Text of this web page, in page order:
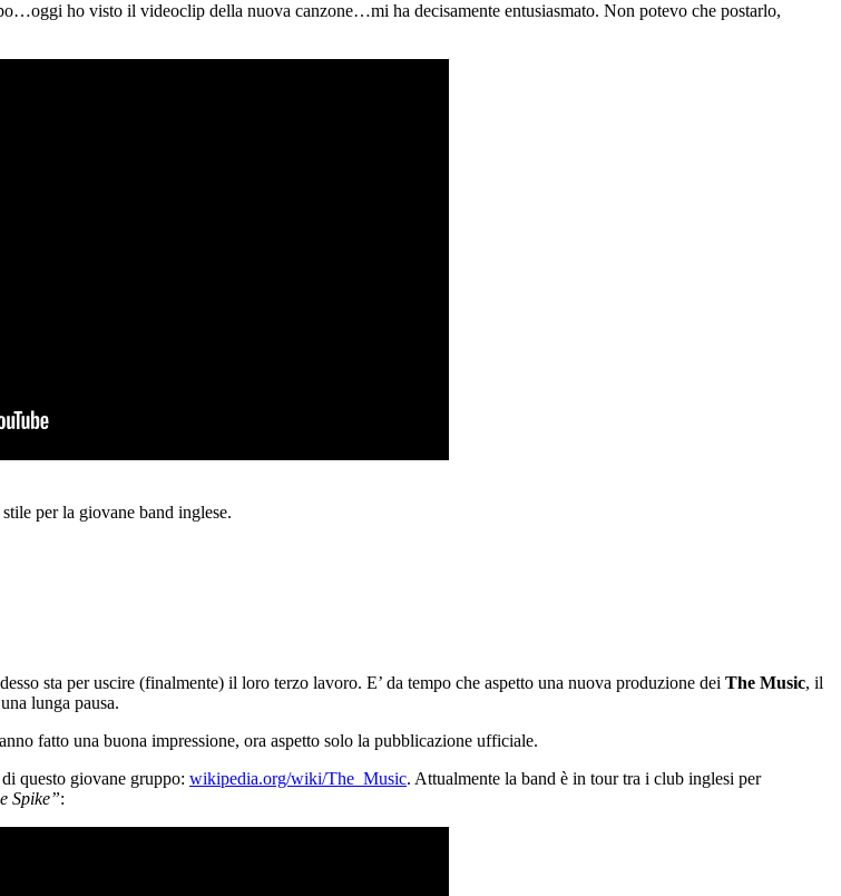
ho visto il videoclip della nuova canzone…mi ha decisamente entusiasmato. Non potevo che postarlo,
per la giovane band inglese.
sta per uscire (finalmente) il loro terzo lavoro. E’ da tempo che aspetto una nuova produzione dei The Music, il
lunga pausa.
fatto una buona impressione, ora aspetto solo la pubblicazione ufficiale.
questo giovane gruppo: wikipedia.org/wiki/The_Music. Attualmente la band è in tour tra i club inglesi per
Spike”: